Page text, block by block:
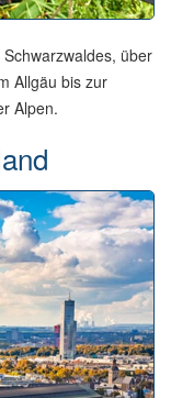
über
Allgäu bis zur
Alpen.